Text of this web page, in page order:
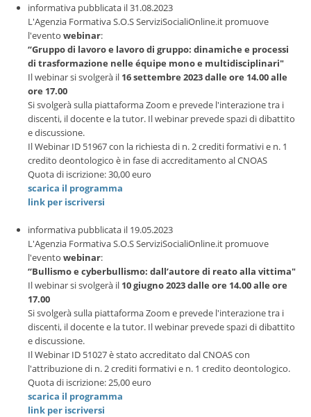
informativa pubblicata il 31.08.2023
L'Agenzia Formativa S.O.S ServiziSocialiOnline.it promuove
l'evento webinar:
“Gruppo di lavoro e lavoro di gruppo: dinamiche e processi
di trasformazione nelle équipe mono e multidisciplinari"
Il webinar si svolgerà il 16 settembre 2023 dalle ore 14.00 alle
ore 17.00
Si svolgerà sulla piattaforma Zoom e prevede l'interazione tra i
discenti, il docente e la tutor. Il webinar prevede spazi di dibattito
e discussione.
Il Webinar ID 51967 con la richiesta di n. 2 crediti formativi e n. 1
credito deontologico è in fase di accreditamento al CNOAS
Quota di iscrizione: 30,00 euro
scarica il programma
link per iscriversi
informativa pubblicata il 19.05.2023
L'Agenzia Formativa S.O.S ServiziSocialiOnline.it promuove
l'evento webinar:
“Bullismo e cyberbullismo: dall’autore di reato alla vittima"
Il webinar si svolgerà il 10 giugno 2023 dalle ore 14.00 alle ore
17.00
Si svolgerà sulla piattaforma Zoom e prevede l'interazione tra i
discenti, il docente e la tutor. Il webinar prevede spazi di dibattito
e discussione.
Il Webinar ID 51027 è stato accreditato dal CNOAS con
l'attribuzione di n. 2 crediti formativi e n. 1 credito deontologico.
Quota di iscrizione: 25,00 euro
scarica il programma
link per iscriversi